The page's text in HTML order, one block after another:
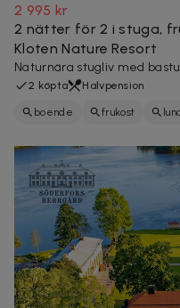
2 995 kr
2 nätter för 2 i stuga,
Kloten Nature Resort
Naturnära stugliv med
2 köpta Halvpension
boende frukost